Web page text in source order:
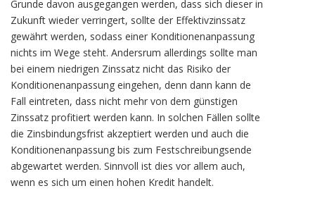
Grunde davon ausgegangen werden, dass sich dieser in
Zukunft wieder verringert, sollte der Effektivzinssatz
gewährt werden, sodass einer Konditionenanpassung
nichts im Wege steht. Andersrum allerdings sollte man
bei einem niedrigen Zinssatz nicht das Risiko der
Konditionenanpassung eingehen, denn dann kann de
Fall eintreten, dass nicht mehr von dem günstigen
Zinssatz profitiert werden kann. In solchen Fällen sollte
die Zinsbindungsfrist akzeptiert werden und auch die
Konditionenanpassung bis zum Festschreibungsende
abgewartet werden. Sinnvoll ist dies vor allem auch,
wenn es sich um einen hohen Kredit handelt.